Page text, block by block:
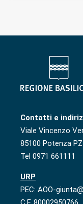
Contatti e
Viale Vincenzo
85100 Potenza PZ
Tel 0971 661111
URP
PEC: AOO-